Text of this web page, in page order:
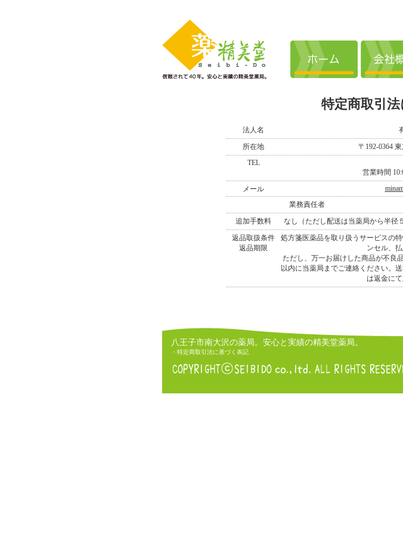
特定商取引
法人名
所在地
〒192-0364
TEL
営業時間
メール
業務責任者
追加手数料
なし（ただし配送は当薬局から半径
返品取扱条件
返品期限
処方箋医薬品を取り扱うサービスの
ンセル、
ただし、万一お届けした商品が不良
以内に当薬局までご連絡ください。
は返金に
八王子市南大沢の薬局。安心と実績の精美堂薬局。
・特定商取引法に基づく表記